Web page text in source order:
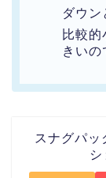
ダウ
比較
きいの
スナグパ